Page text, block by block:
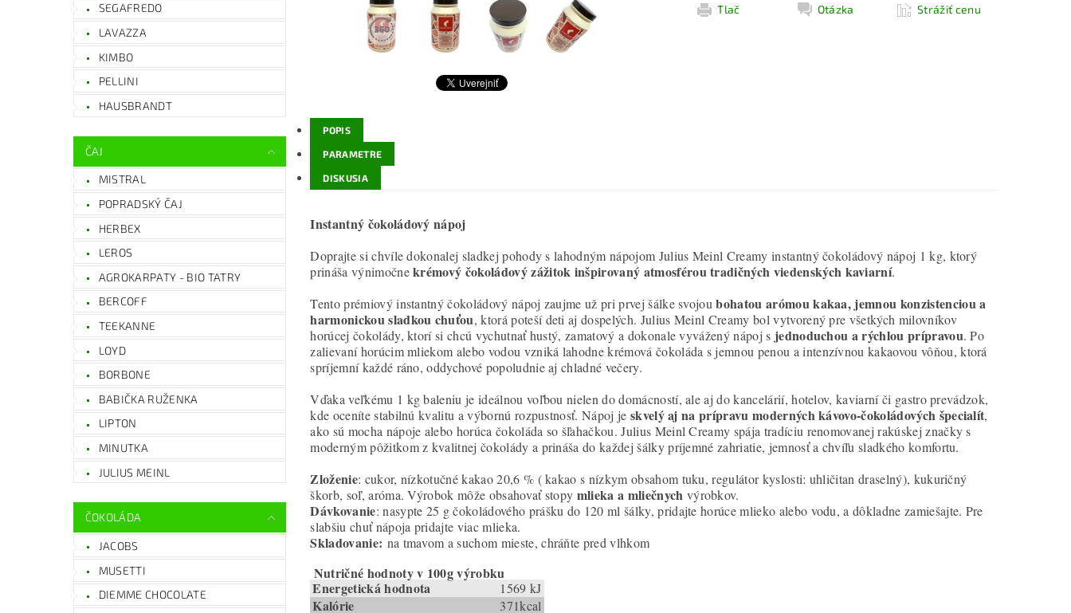
SEGAFREDO
LAVAZZA
KIMBO
PELLINI
HAUSBRANDT
ČAJ
MISTRAL
POPRADSKÝ ČAJ
HERBEX
LEROS
AGROKARPATY - BIO TATRY
BERCOFF
TEEKANNE
LOYD
BORBONE
BABIČKA RUŽENKA
LIPTON
MINUTKA
JULIUS MEINL
ČOKOLÁDA
JACOBS
MUSETTI
DIEMME CHOCOLATE
Tlač
Otázka Strážiť cenu
POPIS
PARAMETRE
DISKUSIA
Instantný čokoládový nápoj
Doprajte si chvíle dokonalej sladkej pohody s lahodným nápojom Julius Meinl Creamy instantný čokoládový nápoj 1 kg, ktorý
prináša výnimočnekrémový čokoládový zážitok inšpirovaný atmosférou tradičných viedenských kaviarní.
Tento prémiový instantný čokoládový nápoj zaujme už pri prvej šálke svojou bohatou arómou kakaa, jemnou konzistenciou a
harmonickou sladkou chuťou, ktorá poteší deti aj dospelých. Julius Meinl Creamy bol vytvorený pre všetkých milovníkov
horúcej čokolády, ktorí si chcú vychutnať hustý, zamatový a dokonale vyvážený nápoj s jednoduchou a rýchlou prípravou. Po
zalievaní horúcim mliekom alebo vodou vzniká lahodne krémová čokoláda s jemnou penou a intenzívnou kakaovou vôňou, ktorá
spríjemní každé ráno, oddychové popoludnie aj chladné večery.
Vďaka veľkému 1 kg baleniu je ideálnou voľbou nielen do domácností, ale aj do kancelárií, hotelov, kaviarní či gastro prevádzok,
kde oceníte stabilnú kvalitu a výbornú rozpustnosť. Nápoj je skvelý aj na prípravu moderných kávovo-čokoládových špecialít,
ako sú mocha nápoje alebo horúca čokoláda so šľahačkou. Julius Meinl Creamy spája tradíciu renomovanej rakúskej značky s
moderným pôžitkom z kvalitnej čokolády a prináša do každej šálky príjemné zahriatie, jemnosť a chvíľu sladkého komfortu.
Zloženie: cukor, nízkotučné kakao 20,6 % ( kakao s nízkym obsahom tuku, regulátor kyslosti: uhličitan draselný), kukuričný
škorb, soľ, aróma. Výrobok môže obsahovať stopy mlieka a mliečnych výrobkov.
Dávkovanie: nasypte 25 g čokoládového prášku do 120 ml šálky, pridajte horúce mlieko alebo vodu, a dôkladne zamiešajte. Pre
slabšiu chuť nápoja pridajte viac mlieka.
Skladovanie: na tmavom a suchom mieste, chráňte pred vlhkom
Nutričné hodnoty v 100g výrobku
Energetická hodnota
1569 kJ
Kalórie 371kcal